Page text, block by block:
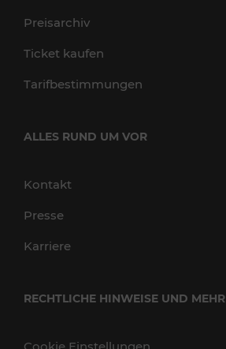
Preisarchiv
Ticket kaufen
Tarifbestimmungen
ALLES RUND UM VOR
Kontakt
Presse
Karriere
RECHTLICHE HINWEISE UND MEHR